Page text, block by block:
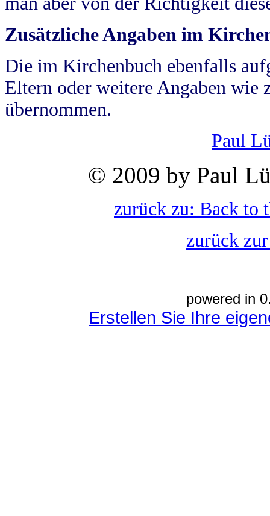
Zusätzliche Angaben im
Die im Kirchenbuch ebenfalls
Eltern oder weitere Angaben wie
übernommen.
Paul
© 2009 by Paul
zurück zu: Back to
zurück
powered in
Erstellen Sie Ihre